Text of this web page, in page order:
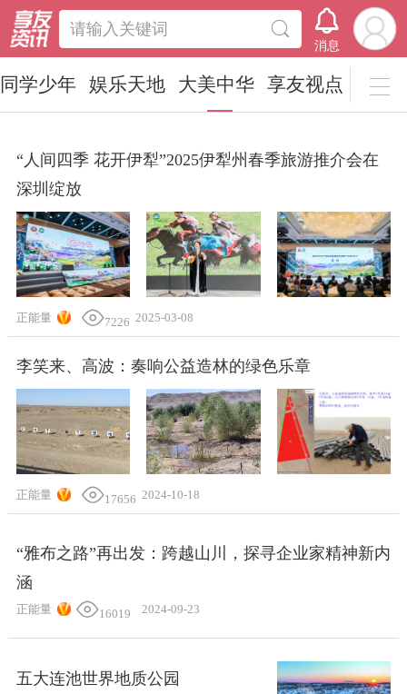
请输入关键词
消息
学少年 娱乐天地 大美中华 享友视点
“人间四季 花开伊犁”2025伊犁州春季旅游推介会在
深圳绽放
正能量 7226 2025-03-08
李笑来、高波：奏响公益造林的绿色乐章
正能量 17656 2024-10-18
“雅布之路”再出发：跨越山川，探寻企业家精神新内
涵
正能量 16019 2024-09-23
五大连池世界地质公园